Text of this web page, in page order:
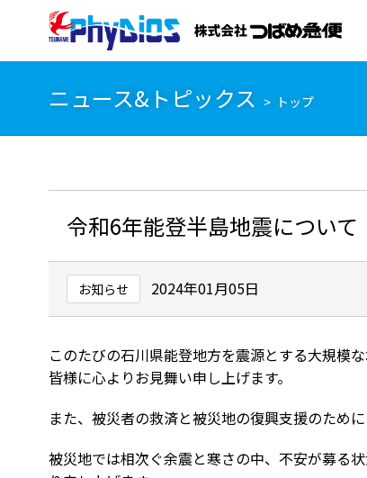
ニュース&トピックス トップ
令和6年能登半島地震について
お知らせ 2024年01月05日
このたびの石川県能登地方を震源とする大規模
皆様に心よりお見舞い申し上げます。
また、被災者の救済と被災地の復興支援のため
被災地では相次ぐ余震と寒さの中、不安が募る